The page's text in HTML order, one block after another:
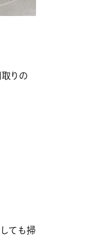
りの
ても掃